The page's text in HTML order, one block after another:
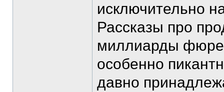
исключительно
Рассказы про
миллиарды
особенно
давно